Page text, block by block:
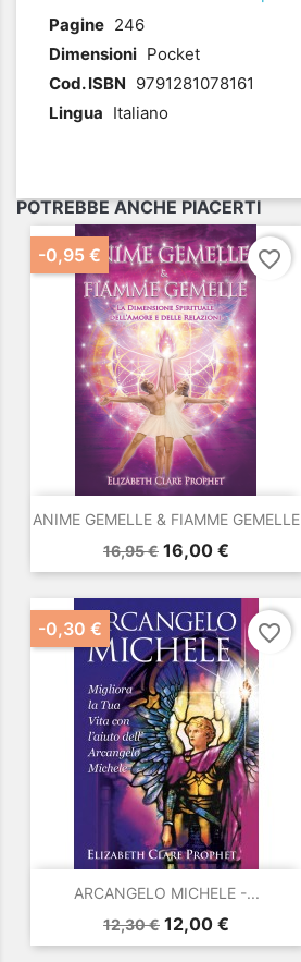
.Pagine 246
Dimensioni Pocket
Cod. ISBN 9791281078161
Lingua Italiano
POTREBBE ANCHE PIACERTI
ANIME GEMELLE & FIAMME GEMELLE
Prezzo
base
16,95 € Prezzo
16,00 €
-0,95 € favorite_border
ARCANGELO MICHELE -...
Prezzo
base
12,30 € Prezzo
12,00 €
-0,30 € favorite_border